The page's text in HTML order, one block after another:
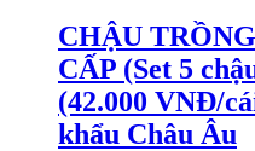
CHẬU
CẤP (Set 5
(42.000 VNĐ/
khẩu Châu Âu